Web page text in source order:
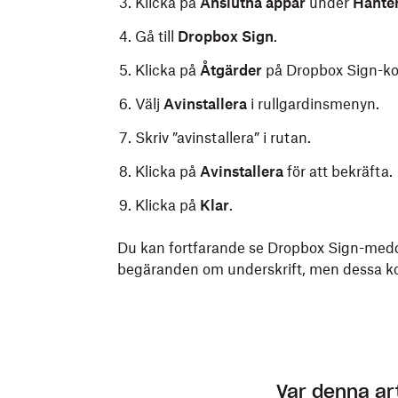
Gå till Dropbox Sign.
Klicka på Åtgärder på Dropbox Sign-
Välj Avinstallera i rullgardinsmenyn.
Skriv ”avinstallera” i rutan.
Klicka på Avinstallera för att bekräfta.
Klicka på Klar.
Du kan fortfarande se Dropbox Sign-
begäranden om underskrift, men dessa
Var denna